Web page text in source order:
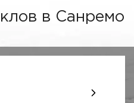
в Санремо